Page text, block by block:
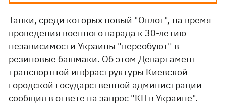
Танки, среди которых новый "Оплот", на время
проведения военного парада к 30-летию
независимости Украины "переобуют" в
резиновые башмаки. Об этом Департамент
транспортной инфраструктуры Киевской
городской государственной администрации
сообщил в ответе на запрос "КП в Украине".